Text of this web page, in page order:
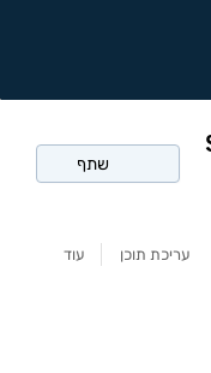
שתף
עריכת תוכן
עוד